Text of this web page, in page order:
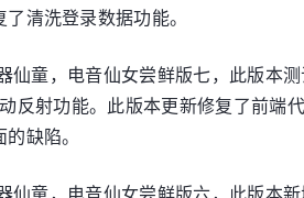
清洗登录数据功能。
仙童，电音仙女尝鲜版七，此版本
反射功能。此版本更新修复了前端
缺陷。